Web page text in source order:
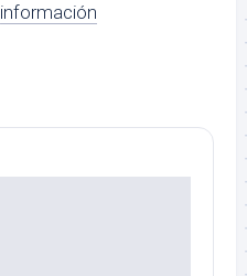
información